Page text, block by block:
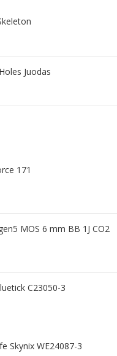
Juodas
171
MOS 6 mm BB 1J CO2
C23050-3
Skynix WE24087-3